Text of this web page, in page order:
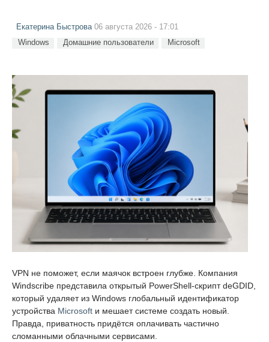
Екатерина Быстрова06 августа 2026 - 17:01
Windows Домашние пользователи Microsoft
VPN не поможет, если маячок встроен глубже. Компания
Windscribe представила открытый PowerShell-скрипт deGDID,
который удаляет из Windows глобальный идентификатор
устройства Microsoft и мешает системе создать новый.
Правда, приватность придётся оплачивать частично
сломанными облачными сервисами.